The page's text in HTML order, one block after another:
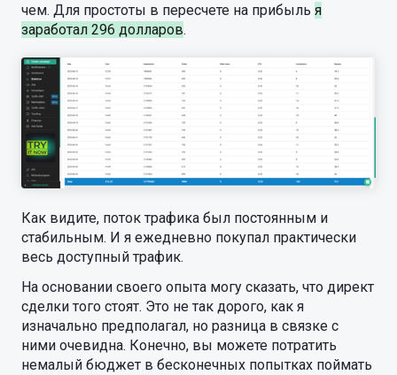
чем. Для простоты в пересчете на прибыль я
заработал 296 долларов.
Как видите, поток трафика был постоянным и
стабильным. И я ежедневно покупал практически
весь доступный трафик.
На основании своего опыта могу сказать, что директ
сделки того стоят. Это не так дорого, как я
изначально предполагал, но разница в связке с
ними очевидна. Конечно, вы можете потратить
немалый бюджет в бесконечных попытках поймать